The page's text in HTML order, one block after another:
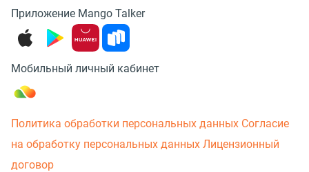
Приложение Mango Talker
Мобильный личный кабинет
Политика обработки персональных данных Согласие
на обработку персональных данных Лицензионный
договор